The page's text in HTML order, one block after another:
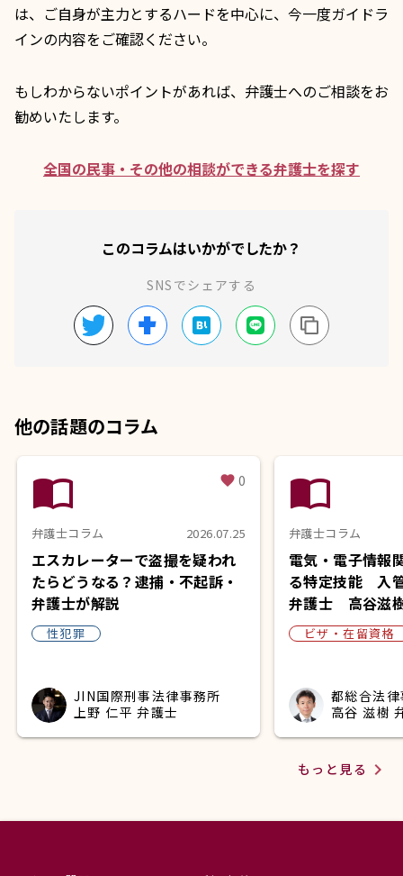
は、ご自身が主力とするハードを中心に、今一度ガイドラ
インの内容をご確認ください。
もしわからないポイントがあれば、弁護士へのご相談をお
勧めいたします。
全国の民事・その他の相談ができる弁護士を探す
このコラムはいかがでしたか？
SNSでシェアする
他の話題のコラム
import_contacts favorite 0
弁護士コラム 2026.07.25
エスカレーターで盗撮を疑われ
たらどうなる？逮捕・不起訴・
弁護士が解説
性犯罪
JIN国際刑事法律事務所
上野 仁平 弁護士
import_contacts
弁護士コラム
電気・電子情報
る特定技能 入
弁護士 高谷滋
ビザ・在留資格
都総合法
高谷 滋樹
もっと見る navigate_next